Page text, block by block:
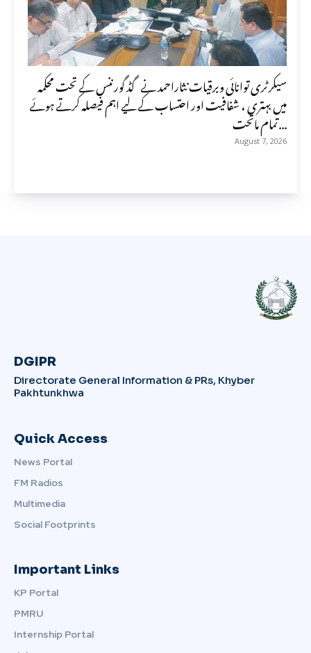
سیکرٹری توانائی وبرقیات نثاراحمد نے گڈ گورننس کے تحت محکمہ
میں بہتری ، شفافیت اور احتساب کے لیے اہم فیصلہ کرتے ہوئے
تمام ماتحت...
August 7, 2026
DGIPR
Directorate General Information & PRs, Khyber
Pakhtunkhwa
Quick Access
News Portal
FM Radios
Multimedia
Social Footprints
Important Links
KP Portal
PMRU
Internship Portal